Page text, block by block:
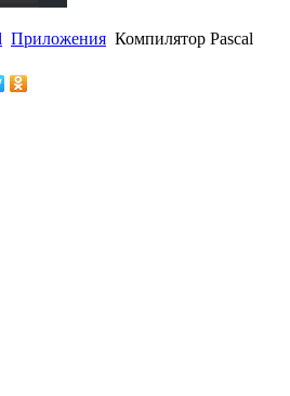
Приложения Компилятор Pascal